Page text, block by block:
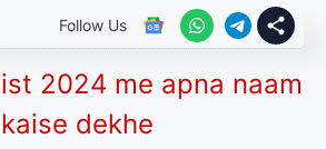
Follow Us
2024 me apna naam
kaise dekhe